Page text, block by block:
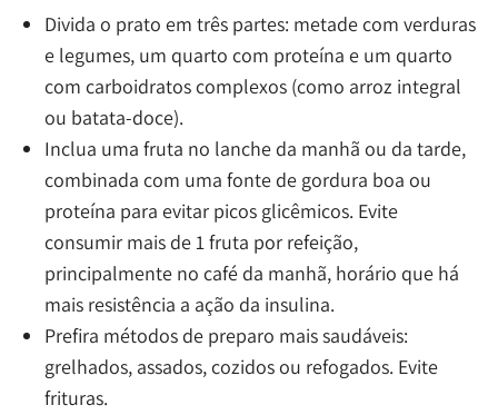
Divida o prato em três partes: metade com verduras
e legumes, um quarto com proteína e um quarto
com carboidratos complexos (como arroz integral
ou batata-doce).
Inclua uma fruta no lanche da manhã ou da tarde,
combinada com uma fonte de gordura boa ou
proteína para evitar picos glicêmicos. Evite
consumir mais de 1 fruta por refeição,
principalmente no café da manhã, horário que há
mais resistência a ação da insulina.
Prefira métodos de preparo mais saudáveis:
grelhados, assados, cozidos ou refogados. Evite
frituras.